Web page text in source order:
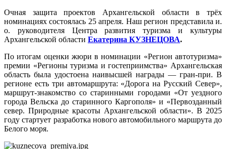
Очная защита проектов Архангельской области в трёх
номинациях состоялась 25 апреля. Наш регион представила и.
о. руководителя Центра развития туризма и культуры
Архангельской области Екатерина КУЗНЕЦОВА.
По итогам оценки жюри в номинации «Регион автотуризма»
премии «Регионы туризма и гостеприимства» Архангельская
область была удостоена наивысшей награды — гран-при. В
регионе есть три автомаршрута: «Дорога на Русский Север»,
маршрут-знакомство со старинными городами «От уездного
города Вельска до старинного Каргополя» и «Первозданный
север. Природные красоты Архангельской области». В 2025
году стартует разработка нового автомобильного маршрута до
Белого моря.